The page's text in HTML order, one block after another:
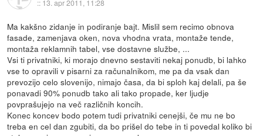
:: 13. apr 2011, 11:28
Ma kakšno zidanje in podiranje bajt. Mislil sem recimo obnova
fasade, zamenjava oken, nova vhodna vrata, montaže tende,
montaža reklamnih tabel, vse dostavne službe, ...
Vsi ti privatniki, ki morajo dnevno sestaviti nekaj ponudb, bi lahko
vse to opravili v pisarni za računalnikom, me pa da vsak dan
prevozijo celo slovenijo, nimajo časa, da bi sploh kaj delali, pa še
ponavadi 90% ponudb tako ali tako propade, ker ljudje
povprašujejo na več različnih koncih.
Konec koncev bodo potem tudi privatniki cenejši, če mu ne bo
treba en cel dan zgubiti, da bo prišel do tebe in ti povedal koliko bi